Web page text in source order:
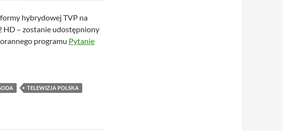
hybrydowej TVP na
HD – zostanie udostępniony
programu Pytanie
TELEWIZJA POLSKA